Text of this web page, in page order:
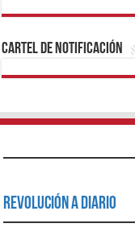
1xbetBetturkeyBetist
https://mvbcasino.com/
Cartel de Notificación
Revolución a Diario